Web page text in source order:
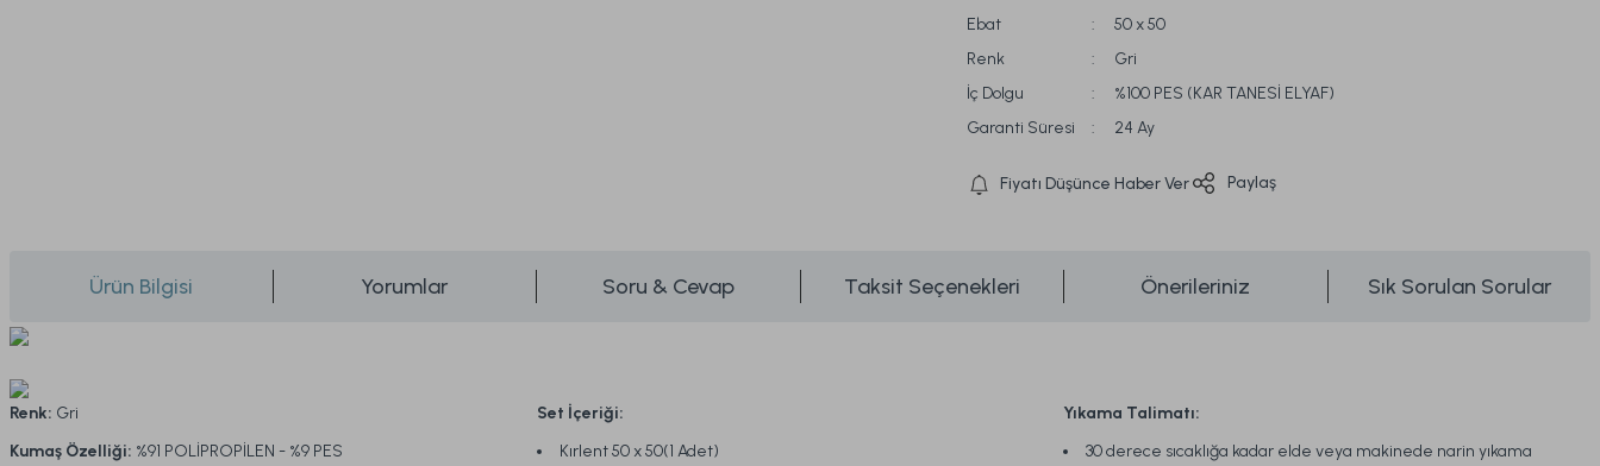
Ebat
50 x 50
Renk
Gri
İç Dolgu
%100 PES (KAR TANESİ ELYAF)
Garanti Süresi
24 Ay
Fiyatı Düşünce Haber Ver Paylaş
Ürün Bilgisi Yorumlar Soru & Cevap Taksit Seçenekleri Önerileriniz Sık Sorulan Sorular
Renk: Gri
Kumaş Özelliği: %91 POLİPROPİLEN - %9 PES
Set İçeriği:
Kırlent 50 x 50(1 Adet)
Yıkama Talimatı:
30 derece sıcaklığa kadar elde veya makinede narin yıkama